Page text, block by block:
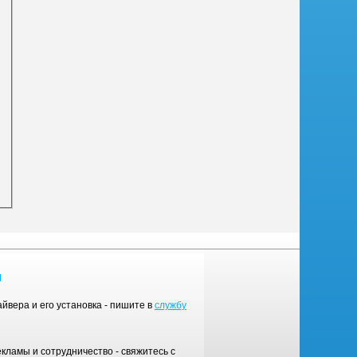
и его установка - пишите в службу
и сотрудничество - свяжитесь с